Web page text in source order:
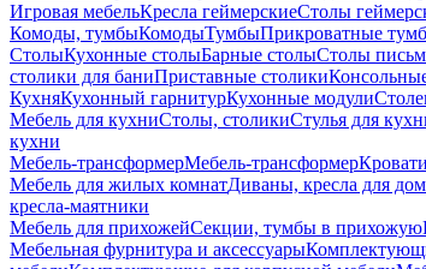
Игровая мебельКресла геймерскиеСтолы
Комоды, тумбыКомодыТумбыПрикроватные
СтолыКухонные столыБарные столыСтолы
столики для баниПриставные столики
КухняКухонный гарнитурКухонные модули
Мебель для кухниСтолы, столикиСтулья для
кухни
Мебель-трансформерМебель-трансформер
Мебель для жилых комнатДиваны, кресла для
кресла-маятники
Мебель для прихожейСекции, тумбы в прихожую
Мебельная фурнитура и аксессуары